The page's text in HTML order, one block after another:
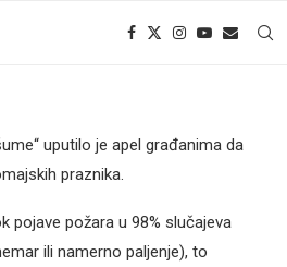
uputilo je apel građanima da
praznika.
pojave požara u 98% slučajeva
ili namerno paljenje), to